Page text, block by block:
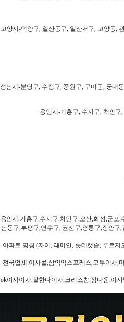
고양시-덕양구, 일산동구, 일산서구, 고양동,
성남시-분당구, 수정구, 중원구, 구미동, 궁내
용인시-기흥구, 수지구, 처인
용인시,기흥구,수지구,처인구,오산,화성,군
남동구,부평구,연수구, 권선구,영통구,장안
아파트 명칭 (자이, 래미안, 롯데캣슬, 푸르
전국업체:이사몰,삼익익스프레스,모두이사,
ok이사이사,잘한다이사,크리스챤,정다운,이